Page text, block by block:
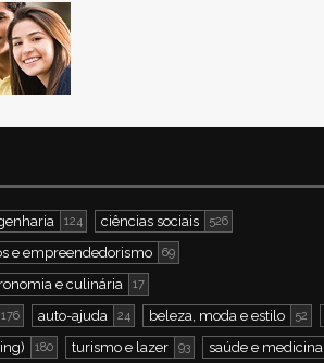
124 ciências sociais 526
e empreendedorismo 69
e culinária 17
176 auto-ajuda 24 beleza, moda e estilo 52
180 turismo e lazer 93 saúde e medicina